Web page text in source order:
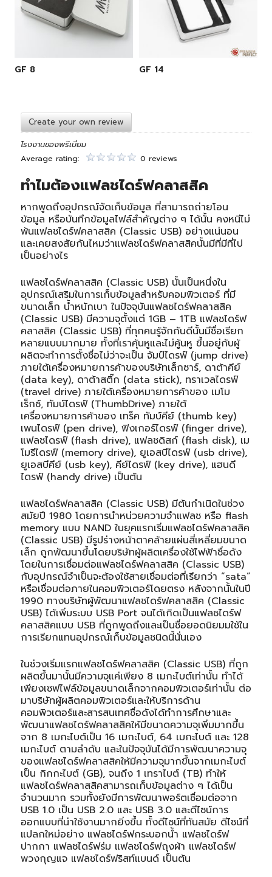
GF 8 GF 14
Create your own review
โรงงานของพรีเมี่ยม
Average rating:
0 reviews
ทำไมต้องแฟลชไดร์ฟคลาสสิค
หากพูดถึงอุปกรณ์จัดเก็บข้อมูล ที่สามารถถ่ายโอน
ข้อมูล หรือบันทึกข้อมูลไฟล์สำคัญต่าง ๆ ได้นั้น คงหนีไม่
พ้นแฟลชไดร์ฟคลาสสิค (Classic USB) อย่างแน่นอน
และเคยสงสัยกันไหมว่าแฟลชไดร์ฟคลาสสิคนั้นมีที่มีที่ไป
เป็นอย่างไร
แฟลชไดร์ฟคลาสสิค (Classic USB) นั้นเป็นหนึ่งใน
อุปกรณ์เสริมในการเก็บข้อมูลสำหรับคอมพิวเตอร์ ที่มี
ขนาดเล็ก น้ำหนักเบา ในปัจจุบันแฟลชไดร์ฟคลาสสิค
(Classic USB) มีความจุตั้งแต่ 1GB – 1TB แฟลชไดร์ฟ
คลาสสิค (Classic USB) ที่ทุกคนรู้จักกันดีนั้นมีชื่อเรียก
หลายแบบมากมาย ทั้งที่เราคุ้นหูและไม่คู้นหู ขึ้นอยู่กับผู้
ผลิตจะทำการตั้งชื่อไม่ว่าจะเป็น จัมป์ไดรฟ์ (jump drive)
ภายใต้เครื่องหมายการค้าของบริษัทเล็กซาร์, ดาต้าคีย์
(data key), ดาต้าสติ๊ก (data stick), ทราเวลไดรฟ์
(travel drive) ภายใต้เครื่องหมายการค้าของ เมโม
เร็กซ์, ทัมบ์ไดรฟ์ (ThumbDrive) ภายใต้
เครื่องหมายการค้าของ เทร็ค ทัมบ์คีย์ (thumb key)
เพนไดรฟ์ (pen drive), ฟิงเกอร์ไดรฟ์ (finger drive),
แฟลชไดรฟ์ (flash drive), แฟลชดิสก์ (flash disk), เม
โมรีไดรฟ์ (memory drive), ยูเอสบีไดรฟ์ (usb drive),
ยูเอสบีคีย์ (usb key), คีย์ไดรฟ์ (key drive), แฮนดี
ไดรฟ์ (handy drive) เป็นต้น
แฟลชไดร์ฟคลาสสิค (Classic USB) มีต้นกำเนิดในช่วง
สมัยปี 1980 โดยการนำหน่วยความจำแฟลช หรือ flash
memory แบบ NAND ในยุคแรกเริ่มแฟลชไดร์ฟคลาสสิค
(Classic USB) มีรูปร่างหน้าตาคล้ายแผ่นสี่เหลี่ยมขนาด
เล็ก ถูกพัฒนาขึ้นโดยบริษัทผู้ผลิตเครื่องใช้ไฟฟ้าชื่อดัง
โดยในการเชื่อมต่อแฟลชไดร์ฟคลาสสิค (Classic USB)
กับอุปกรณ์จำเป็นจะต้องใช้สายเชื่อมต่อที่เรียกว่า “sata”
หรือเชื่อมต่อภายในคอมพิวเตอร์โดยตรง หลังจากนั้นในปี
1990 ทางบริษัทผู้พัฒนาแฟลชไดร์ฟคลาสสิค (Classic
USB) ได้เพิ่มระบบ USB Port จนได้เกิดเป็นแฟลชไดร์ฟ
คลาสสิคแบบ USB ที่ถูกพูดถึงและเป็นชื่อยอดนิยมมใช้ใน
การเรียกแทนอุปกรณ์เก็บข้อมูลชนิดนี้นั่นเอง
ในช่วงเริ่มแรกแฟลชไดร์ฟคลาสสิค (Classic USB) ที่ถูก
ผลิตขึ้นมานั้นมีความจุแค่เพียง 8 เมกะไบต์เท่านั้น ทำได้
เพียงเซฟไฟล์ข้อมูลขนาดเล็กจากคอมพิวเตอร์เท่านั้น ต่อ
มาบริษัทผู้ผลิตคอมพิวเตอร์และให้บริการด้าน
คอมพิวเตอร์และสารสนเทศชื่อดังได้ทำการศึกษาและ
พัฒนาแฟลชไดร์ฟคลาสสิคให้มีขนาดความจุเพิ่มมากขึ้น
จาก 8 เมกะไบต์เป็น 16 เมกะไบต์, 64 เมกะไบต์ และ 128
เมกะไบต์ ตามลำดับ และในปัจจุบันได้มีการพัฒนาความจุ
ของแฟลชไดร์ฟคลาสสิคให้มีความจุมากขึ้นจากเมกะไบต์
เป็น กิกกะไบต์ (GB), จนถึง 1 เทราไบต์ (TB) ทำให้
แฟลชไดร์ฟคลาสสิคสามารถเก็บข้อมูลต่าง ๆ ได้เป็น
จำนวนมาก รวมทั้งยังมีการพัฒนาพอร์ตเชื่อมต่อจาก
USB 1.0 เป็น USB 2.0 และ USB 3.0 และดีไซน์การ
ออกแบบที่น่าใช้งานมากยิ่งขึ้น ทั้งดีไซน์ที่ทันสมัย ดีไซน์ที่
แปลกใหม่อย่าง แฟลชไดร์ฟกระบอกน้ำ แฟลชไดร์ฟ
ปากกา แฟลชไดร์ฟร่ม แฟลชไดร์ฟถุงผ้า แฟลชไดร์ฟ
พวงกุญแจแฟลชไดร์ฟริสท์แบนด์เป็นต้น